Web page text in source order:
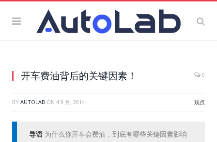
开车费油背后的关键因素！ 0
BY AUTOLAB ON 4 9 月, 2014 观点
导语 为什么你开车会费油，到底有哪些关键因素影响